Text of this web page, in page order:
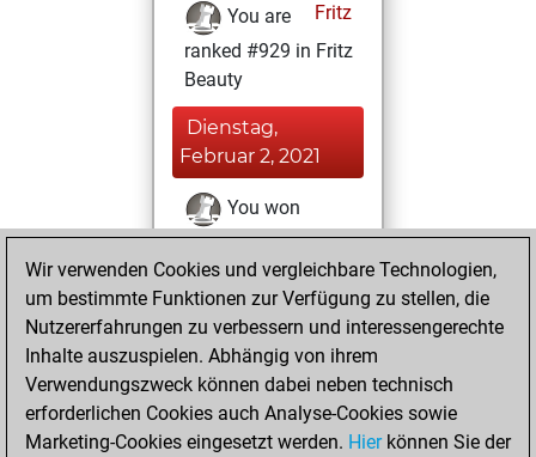
Fritz
You are
ranked #929 in Fritz
Beauty
Dienstag,
Februar 2, 2021
You won
against Fritz
Fritz
You achieved a
BeautyScore of 679
new Elo of 1736
Mittwoch,
Wir verwenden Cookies und vergleichbare Technologien,
um bestimmte Funktionen zur Verfügung zu stellen, die
Nutzererfahrungen zu verbessern und interessengerechte
Inhalte auszuspielen. Abhängig von ihrem
Verwendungszweck können dabei neben technisch
erforderlichen Cookies auch Analyse-Cookies sowie
Marketing-Cookies eingesetzt werden. Hierkönnen Sie der